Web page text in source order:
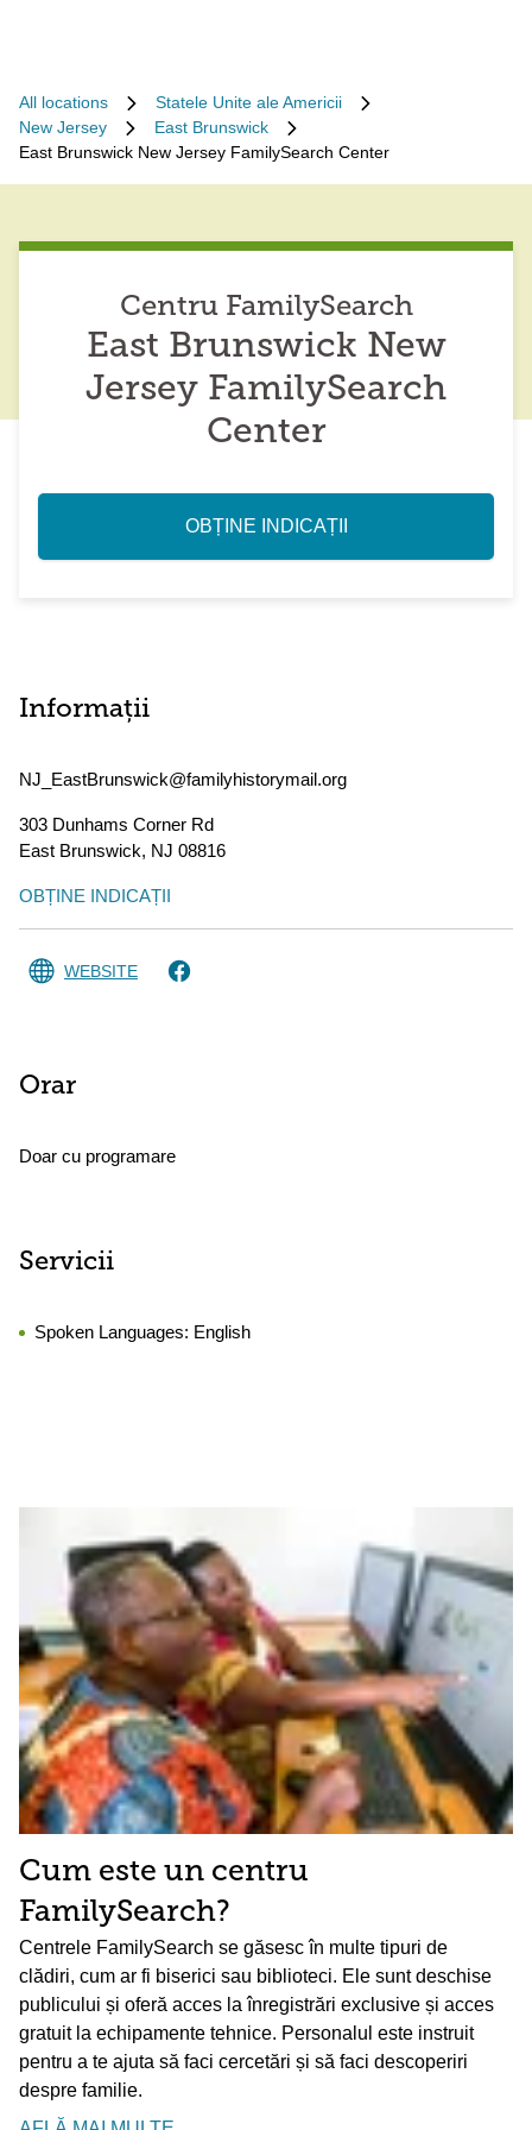
All locations
Statele Unite ale Americii
New Jersey
East Brunswick
East Brunswick New Jersey FamilySearch Center
Centru FamilySearch
East Brunswick New
Jersey FamilySearch
Center
OBȚINE INDICAȚII
Informații
NJ_EastBrunswick@familyhistorymail.org
303 Dunhams Corner Rd
East Brunswick, NJ 08816
OBȚINE INDICAȚII
WEBSITE
Orar
Doar cu programare
Servicii
Spoken Languages: English
Cum este un centru
FamilySearch?
Centrele FamilySearch se găsesc în multe tipuri de
clădiri, cum ar fi biserici sau biblioteci. Ele sunt deschise
publicului și oferă acces la înregistrări exclusive și acces
gratuit la echipamente tehnice. Personalul este instruit
pentru a te ajuta să faci cercetări și să faci descoperiri
despre familie.